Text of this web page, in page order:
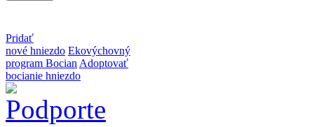
Pridať
nové hniezdo Ekovýchovný
program Bocian Adoptovať
bocianie hniezdo